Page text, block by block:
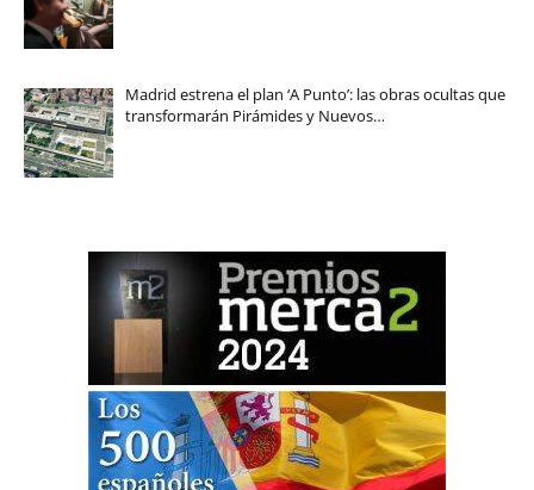
Madrid estrena el plan ‘A Punto’: las obras ocultas que
transformarán Pirámides y Nuevos…